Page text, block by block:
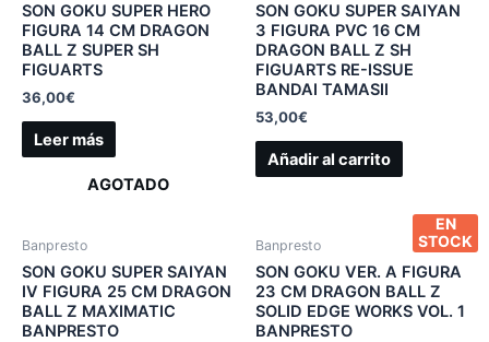
SON GOKU SUPER HERO
FIGURA 14 CM DRAGON
BALL Z SUPER SH
FIGUARTS
36,00€
Leer más
SON GOKU SUPER SAIYAN
3 FIGURA PVC 16 CM
DRAGON BALL Z SH
FIGUARTS RE-ISSUE
BANDAI TAMASII
53,00€
Añadir al carrito
AGOTADO
Banpresto
SON GOKU SUPER SAIYAN
IV FIGURA 25 CM DRAGON
BALL Z MAXIMATIC
BANPRESTO
EN
STOCK
Banpresto
SON GOKU VER. A FIGURA
23 CM DRAGON BALL Z
SOLID EDGE WORKS VOL. 1
BANPRESTO